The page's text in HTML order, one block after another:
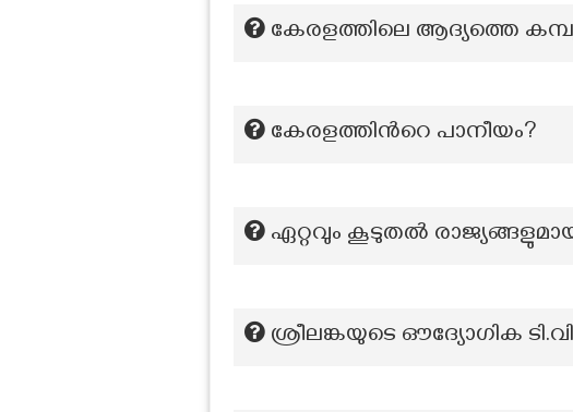
കേരളത്തിലെ ആദ്യത്തെ
കേരളത്തിന്‍റെ പാനീയം?
ഏറ്റവും കൂടുതൽ
ശ്രീലങ്കയുടെ ഔദ്യോഗിക